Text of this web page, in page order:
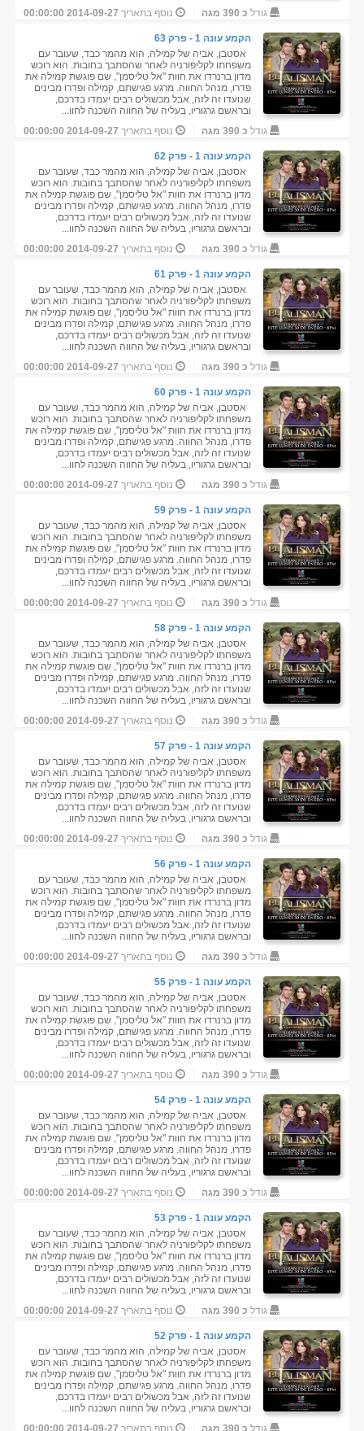
גודל כ 390 מגה נוסף בתאריך 2014-09-27 00:00:00
הקמע עונה 1 - פרק 63
אסטבן, אביה של קמילה, הוא מהמר כבד, שעובר עם
משפחתו לקליפורניה לאחר שהסתבך בחובות. הוא רוכש
מדון ברנרדו את חוות "אל טליסמן", שם פוגשת קמילה את
פדרו, מנהל החווה. מרגע פגישתם, קמילה ופדרו מבינים
שנועדו זה לזה, אבל מכשולים רבים יעמדו בדרכם,
ובראשם גרגוריו, בעליה של החווה השכנה לחוו...
גודל כ 390 מגה נוסף בתאריך 2014-09-27 00:00:00
הקמע עונה 1 - פרק 62
אסטבן, אביה של קמילה, הוא מהמר כבד, שעובר עם
משפחתו לקליפורניה לאחר שהסתבך בחובות. הוא רוכש
מדון ברנרדו את חוות "אל טליסמן", שם פוגשת קמילה את
פדרו, מנהל החווה. מרגע פגישתם, קמילה ופדרו מבינים
שנועדו זה לזה, אבל מכשולים רבים יעמדו בדרכם,
ובראשם גרגוריו, בעליה של החווה השכנה לחוו...
גודל כ 390 מגה נוסף בתאריך 2014-09-27 00:00:00
הקמע עונה 1 - פרק 61
אסטבן, אביה של קמילה, הוא מהמר כבד, שעובר עם
משפחתו לקליפורניה לאחר שהסתבך בחובות. הוא רוכש
מדון ברנרדו את חוות "אל טליסמן", שם פוגשת קמילה את
פדרו, מנהל החווה. מרגע פגישתם, קמילה ופדרו מבינים
שנועדו זה לזה, אבל מכשולים רבים יעמדו בדרכם,
ובראשם גרגוריו, בעליה של החווה השכנה לחוו...
גודל כ 390 מגה נוסף בתאריך 2014-09-27 00:00:00
הקמע עונה 1 - פרק 60
אסטבן, אביה של קמילה, הוא מהמר כבד, שעובר עם
משפחתו לקליפורניה לאחר שהסתבך בחובות. הוא רוכש
מדון ברנרדו את חוות "אל טליסמן", שם פוגשת קמילה את
פדרו, מנהל החווה. מרגע פגישתם, קמילה ופדרו מבינים
שנועדו זה לזה, אבל מכשולים רבים יעמדו בדרכם,
ובראשם גרגוריו, בעליה של החווה השכנה לחוו...
גודל כ 390 מגה נוסף בתאריך 2014-09-27 00:00:00
הקמע עונה 1 - פרק 59
אסטבן, אביה של קמילה, הוא מהמר כבד, שעובר עם
משפחתו לקליפורניה לאחר שהסתבך בחובות. הוא רוכש
מדון ברנרדו את חוות "אל טליסמן", שם פוגשת קמילה את
פדרו, מנהל החווה. מרגע פגישתם, קמילה ופדרו מבינים
שנועדו זה לזה, אבל מכשולים רבים יעמדו בדרכם,
ובראשם גרגוריו, בעליה של החווה השכנה לחוו...
גודל כ 390 מגה נוסף בתאריך 2014-09-27 00:00:00
הקמע עונה 1 - פרק 58
אסטבן, אביה של קמילה, הוא מהמר כבד, שעובר עם
משפחתו לקליפורניה לאחר שהסתבך בחובות. הוא רוכש
מדון ברנרדו את חוות "אל טליסמן", שם פוגשת קמילה את
פדרו, מנהל החווה. מרגע פגישתם, קמילה ופדרו מבינים
שנועדו זה לזה, אבל מכשולים רבים יעמדו בדרכם,
ובראשם גרגוריו, בעליה של החווה השכנה לחוו...
גודל כ 390 מגה נוסף בתאריך 2014-09-27 00:00:00
הקמע עונה 1 - פרק 57
אסטבן, אביה של קמילה, הוא מהמר כבד, שעובר עם
משפחתו לקליפורניה לאחר שהסתבך בחובות. הוא רוכש
מדון ברנרדו את חוות "אל טליסמן", שם פוגשת קמילה את
פדרו, מנהל החווה. מרגע פגישתם, קמילה ופדרו מבינים
שנועדו זה לזה, אבל מכשולים רבים יעמדו בדרכם,
ובראשם גרגוריו, בעליה של החווה השכנה לחוו...
גודל כ 390 מגה נוסף בתאריך 2014-09-27 00:00:00
הקמע עונה 1 - פרק 56
אסטבן, אביה של קמילה, הוא מהמר כבד, שעובר עם
משפחתו לקליפורניה לאחר שהסתבך בחובות. הוא רוכש
מדון ברנרדו את חוות "אל טליסמן", שם פוגשת קמילה את
פדרו, מנהל החווה. מרגע פגישתם, קמילה ופדרו מבינים
שנועדו זה לזה, אבל מכשולים רבים יעמדו בדרכם,
ובראשם גרגוריו, בעליה של החווה השכנה לחוו...
גודל כ 390 מגה נוסף בתאריך 2014-09-27 00:00:00
הקמע עונה 1 - פרק 55
אסטבן, אביה של קמילה, הוא מהמר כבד, שעובר עם
משפחתו לקליפורניה לאחר שהסתבך בחובות. הוא רוכש
מדון ברנרדו את חוות "אל טליסמן", שם פוגשת קמילה את
פדרו, מנהל החווה. מרגע פגישתם, קמילה ופדרו מבינים
שנועדו זה לזה, אבל מכשולים רבים יעמדו בדרכם,
ובראשם גרגוריו, בעליה של החווה השכנה לחוו...
גודל כ 390 מגה נוסף בתאריך 2014-09-27 00:00:00
הקמע עונה 1 - פרק 54
אסטבן, אביה של קמילה, הוא מהמר כבד, שעובר עם
משפחתו לקליפורניה לאחר שהסתבך בחובות. הוא רוכש
מדון ברנרדו את חוות "אל טליסמן", שם פוגשת קמילה את
פדרו, מנהל החווה. מרגע פגישתם, קמילה ופדרו מבינים
שנועדו זה לזה, אבל מכשולים רבים יעמדו בדרכם,
ובראשם גרגוריו, בעליה של החווה השכנה לחוו...
גודל כ 390 מגה נוסף בתאריך 2014-09-27 00:00:00
הקמע עונה 1 - פרק 53
אסטבן, אביה של קמילה, הוא מהמר כבד, שעובר עם
משפחתו לקליפורניה לאחר שהסתבך בחובות. הוא רוכש
מדון ברנרדו את חוות "אל טליסמן", שם פוגשת קמילה את
פדרו, מנהל החווה. מרגע פגישתם, קמילה ופדרו מבינים
שנועדו זה לזה, אבל מכשולים רבים יעמדו בדרכם,
ובראשם גרגוריו, בעליה של החווה השכנה לחוו...
גודל כ 390 מגה נוסף בתאריך 2014-09-27 00:00:00
הקמע עונה 1 - פרק 52
אסטבן, אביה של קמילה, הוא מהמר כבד, שעובר עם
משפחתו לקליפורניה לאחר שהסתבך בחובות. הוא רוכש
מדון ברנרדו את חוות "אל טליסמן", שם פוגשת קמילה את
פדרו, מנהל החווה. מרגע פגישתם, קמילה ופדרו מבינים
שנועדו זה לזה, אבל מכשולים רבים יעמדו בדרכם,
ובראשם גרגוריו, בעליה של החווה השכנה לחוו...
גודל כ 390 מגה נוסף בתאריך 2014-09-27 00:00:00